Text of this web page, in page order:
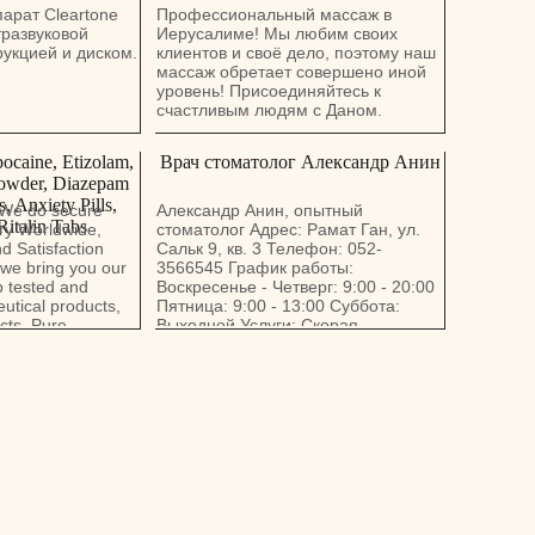
Cleartone
и диском.
Профессиональный массаж в
Иерусалиме! Мы любим своих
клиентов и своё дело, поэтому наш
массаж обретает совершено иной
уровень! Присоединяйтесь к
счастливым людям с Даном.
Etizolam,
Diazepam
Anxiety Pills,
Tabs
do secure
Worldwide,
Satisfaction
bring you our
tested and
products,
Pure
Врач стоматолог Александр Анин
Александр Анин, опытный
стоматолог Адрес: Рамат Ган, ул.
Сальк 9, кв. 3 Телефон: 052-
3566545 График работы:
Воскресенье - Четверг: 9:00 - 20:00
Пятница: 9:00 - 13:00 Суббота:
Выходной Услуги: Скорая